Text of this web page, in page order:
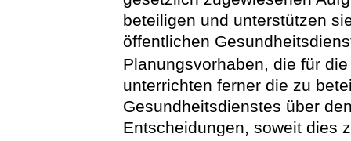
beteiligen und unterstützen
öffentlichen
Planungsvorhaben, die für
unterrichten ferner die zu
Gesundheitsdienstes über
Entscheidungen, soweit dies